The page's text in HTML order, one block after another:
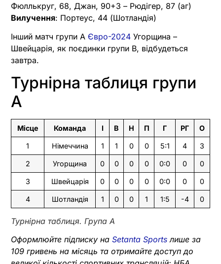
Фюллькруг, 68, Джан, 90+3 – Рюдігер, 87 (аг)
Вилучення: Портеус, 44 (Шотландія)
Інший матч групи А Євро-2024 Угорщина –
Швейцарія, як поєдинки групи В, відбудеться
завтра.
Турнірна таблиця групи
А
Місце Команда І В Н П Г РГ О
1 Німеччина 1 1 0 0 5:1 4 3
2 Угорщина 0 0 0 0 0:0 0 0
3 Швейцарія 0 0 0 0 0:0 0 0
4 Шотландія 1 0 0 1 1:5 -4 0
Турнірна таблиця. Група А
Оформлюйте підписку на Setanta Sports лише за
109 гривень на місяць та отримайте доступ до